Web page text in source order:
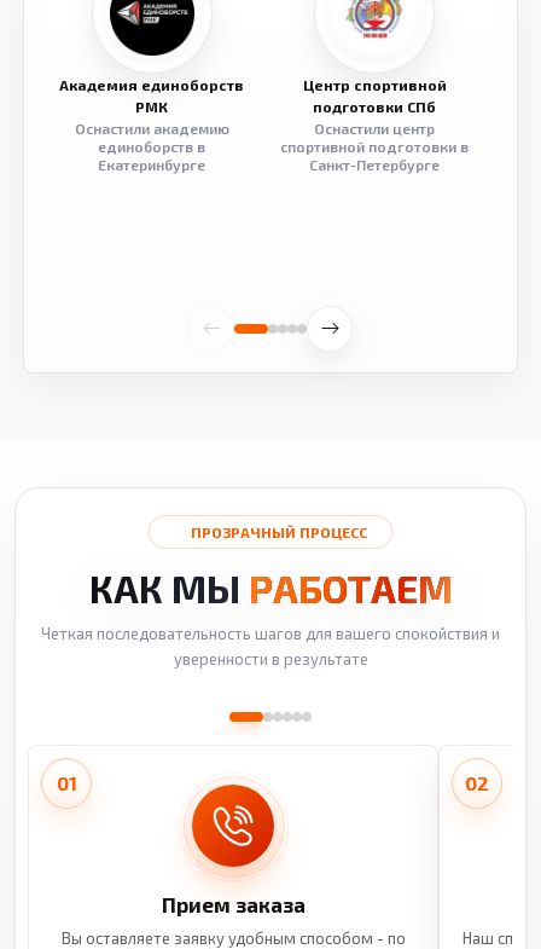
Академия единоборств
РМК
Оснастили академию
единоборств в
Екатеринбурге
Центр спортивной
подготовки СПб
Оснастили центр
спортивной подготовки в
Санкт-Петербурге
ПРОЗРАЧНЫЙ ПРОЦЕСС
КАК МЫ РАБОТАЕМ
Четкая последовательность шагов для вашего спокойствия и
уверенности в результате
01
Прием заказа
Вы оставляете заявку удобным способом - по
02
Наш